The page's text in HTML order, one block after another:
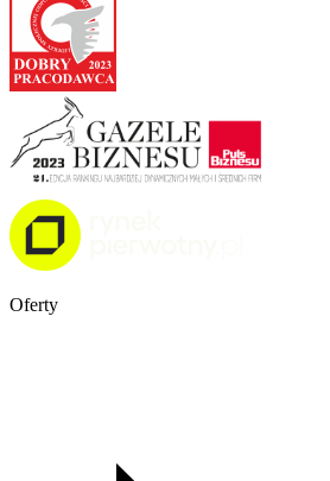
Oferty